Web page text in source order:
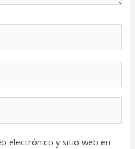
electrónico y sitio web en